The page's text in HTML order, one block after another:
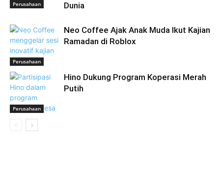
Perusahaan
Dunia
Perusahaan
Neo Coffee Ajak Anak Muda Ikut Kajian
Ramadan di Roblox
Perusahaan
Hino Dukung Program Koperasi Merah
Putih